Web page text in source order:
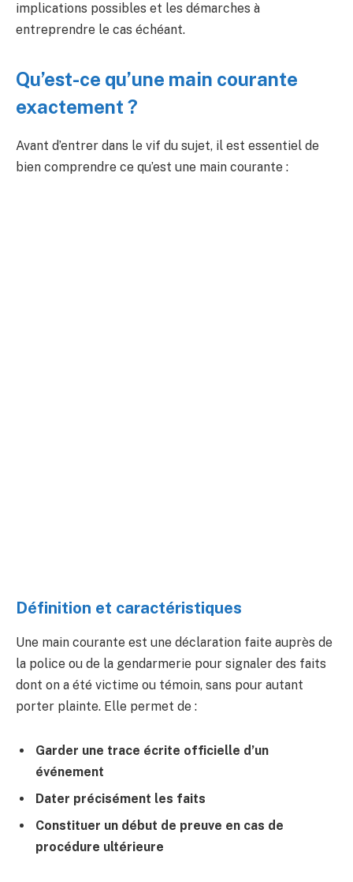
implications possibles et les démarches à
entreprendre le cas échéant.
Qu’est-ce qu’une main courante
exactement ?
Avant d’entrer dans le vif du sujet, il est essentiel de
bien comprendre ce qu’est une main courante :
Définition et caractéristiques
Une main courante est une déclaration faite auprès de
la police ou de la gendarmerie pour signaler des faits
dont on a été victime ou témoin, sans pour autant
porter plainte. Elle permet de :
Garder une trace écrite officielle d’un
événement
Dater précisément les faits
Constituer un début de preuve en cas de
procédure ultérieure